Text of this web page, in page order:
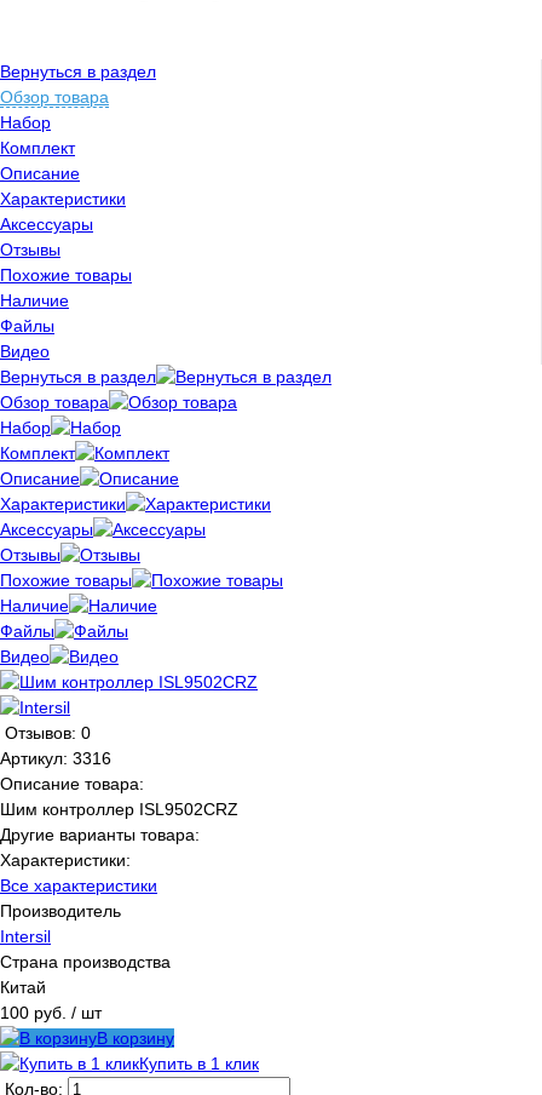
Вернуться в раздел
Обзор товара
Набор
Комплект
Описание
Характеристики
Аксессуары
Отзывы
Похожие товары
Наличие
Файлы
Видео
Вернуться в раздел
Обзор товара
Набор
Комплект
Описание
Характеристики
Аксессуары
Отзывы
Похожие товары
Наличие
Файлы
Видео
Отзывов: 0
Артикул: 3316
Описание товара:
Шим контроллер ISL9502CRZ
Другие варианты товара:
Характеристики:
Все характеристики
Производитель
Intersil
Страна производства
Китай
100 руб. / шт
В корзину
Купить в 1 клик
Кол-во: